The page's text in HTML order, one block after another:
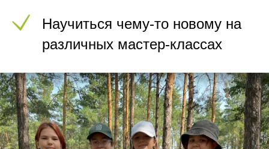
Научиться чему-то новому на
различных мастер-классах